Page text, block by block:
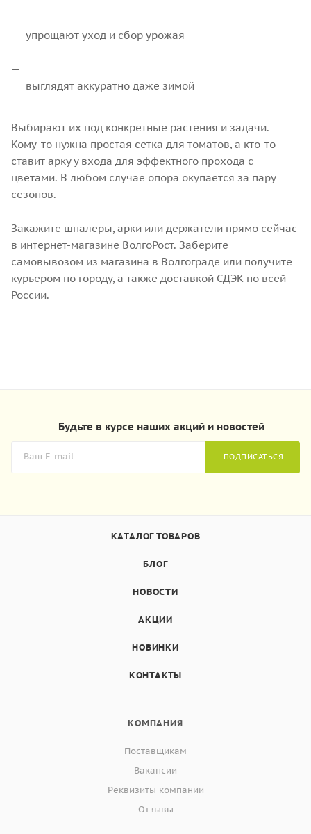
упрощают уход и сбор урожая
выглядят аккуратно даже зимой
Выбирают их под конкретные растения и задачи.
Кому-то нужна простая сетка для томатов, а кто-то
ставит арку у входа для эффектного прохода с
цветами. В любом случае опора окупается за пару
сезонов.
Закажите шпалеры, арки или держатели прямо сейчас
в интернет-магазине ВолгоРост. Заберите
самовывозом из магазина в Волгограде или получите
курьером по городу, а также доставкой СДЭК по всей
России.
Будьте в курсе наших акций и новостей
ПОДПИСАТЬСЯ
КАТАЛОГ ТОВАРОВ
БЛОГ
НОВОСТИ
АКЦИИ
НОВИНКИ
КОНТАКТЫ
КОМПАНИЯ
Поставщикам
Вакансии
Реквизиты компании
Отзывы